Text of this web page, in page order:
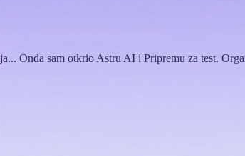
Onda sam otkrio Astru AI i Pripremu za test.